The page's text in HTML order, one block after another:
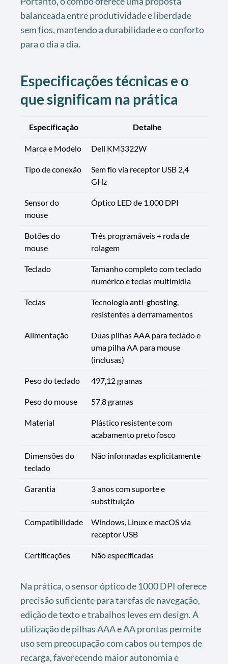
balanceada entre produtividade e liberdade
sem fios, mantendo a durabilidade e o conforto
para o dia a dia.
Especificações técnicas e o
que significam na prática
Especificação Detalhe
Marca e Modelo Dell KM3322W
Tipo de conexão
Sem fio via receptor USB 2,4
GHz
Sensor do
mouse
Óptico LED de 1.000 DPI
Botões do
mouse
Três programáveis + roda de
rolagem
Teclado
Tamanho completo com teclado
numérico e teclas multimídia
Teclas
Tecnologia anti-ghosting,
resistentes a derramamentos
Alimentação
Duas pilhas AAA para teclado e
uma pilha AA para mouse
(inclusas)
Peso do teclado 497,12 gramas
Peso do mouse 57,8 gramas
Material
Plástico resistente com
acabamento preto fosco
Dimensões do
teclado
Não informadas explicitamente
Garantia
3 anos com suporte e
substituição
Compatibilidade
Windows, Linux e macOS via
receptor USB
Certificações Não especificadas
Na prática, o sensor óptico de 1000 DPI oferece
precisão suficiente para tarefas de navegação,
edição de texto e trabalhos leves em design. A
utilização de pilhas AAA e AA prontas permite
uso sem preocupação com cabos ou tempos de
recarga, favorecendo maior autonomia e